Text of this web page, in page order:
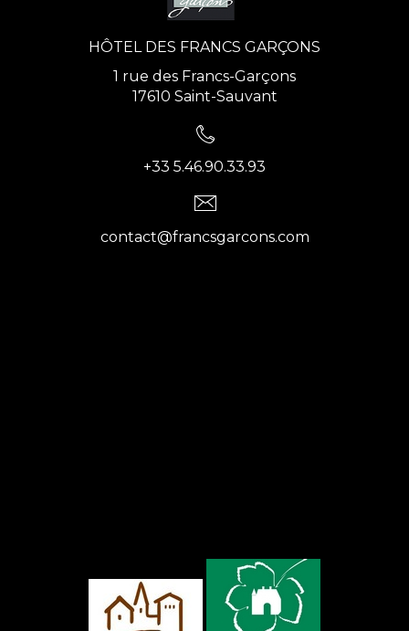
HÔTEL DES FRANCS GARÇONS
1 rue des Francs-Garçons
17610 Saint-Sauvant
+33 5.46.90.33.93
contact@francsgarcons.com